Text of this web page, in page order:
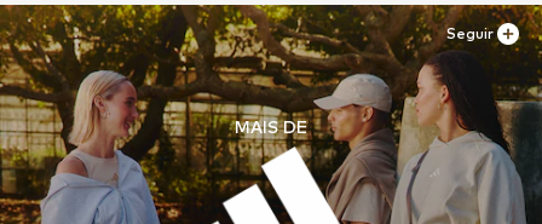
MAIS DE
Seguir